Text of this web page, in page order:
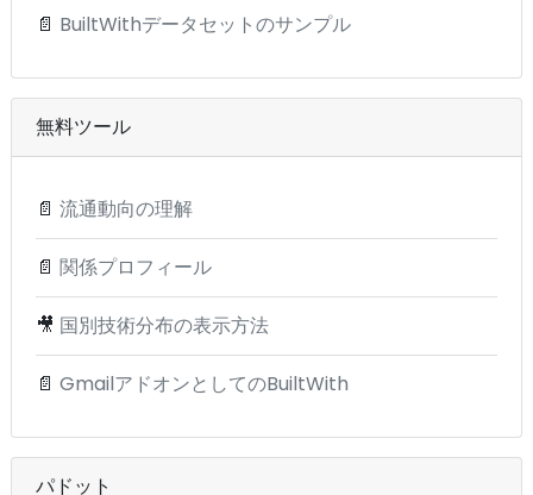
📄 BuiltWithデータセットのサンプル
無料ツール
📄 流通動向の理解
📄 関係プロフィール
🎥 国別技術分布の表示方法
📄 GmailアドオンとしてのBuiltWith
パドット